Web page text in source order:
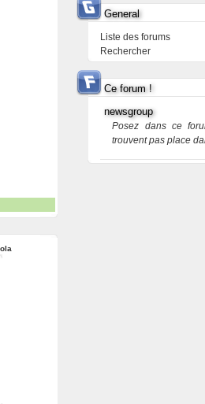
General
Liste des forums
Rechercher
Ce forum !
newsgroup
Posez dans ce
trouvent pas place